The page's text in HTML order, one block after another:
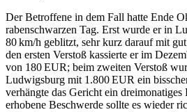
Der Betroffene in dem Fall hatte Ende
rabenschwarzen Tag. Erst wurde er in
80 km/h geblitzt, sehr kurz darauf mit
den ersten Verstoß kassierte er im
von 180 EUR; beim zweiten Verstoß
Ludwigsburg mit 1.800 EUR ein
verhängte das Gericht ein dreimonatiges
erhobene Beschwerde sollte es wieder